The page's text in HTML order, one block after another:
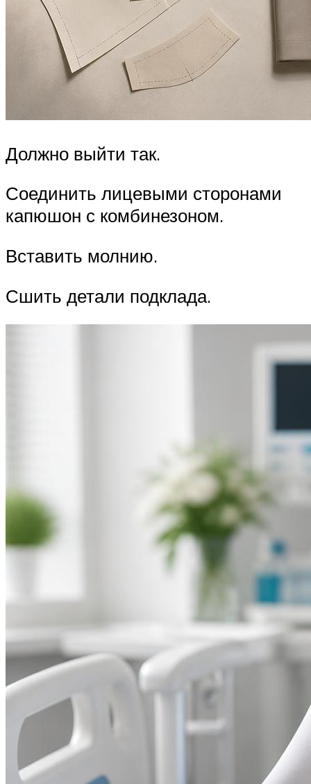
Должно выйти так.
Соединить лицевыми сторонами
капюшон с комбинезоном.
Вставить молнию.
Сшить детали подклада.